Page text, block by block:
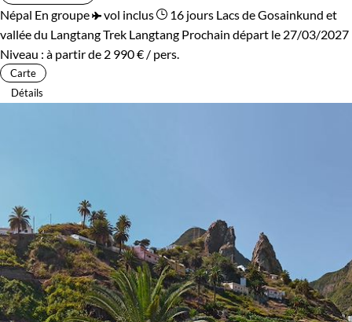
Népal En groupe vol inclus 16 jours Lacs de Gosainkund et
vallée du LangtangTrek Langtang Prochain départ le 27/03/2027
Niveau : à partir de 2 990 € / pers.
Carte
Détails